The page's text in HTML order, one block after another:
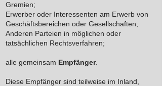
Gremien;
Erwerber oder Interessenten am Erwerb von
Geschäftsbereichen oder Gesellschaften;
Anderen Parteien in möglichen oder
tatsächlichen Rechtsverfahren;
alle gemeinsam Empfänger.
Diese Empfänger sind teilweise im Inland,